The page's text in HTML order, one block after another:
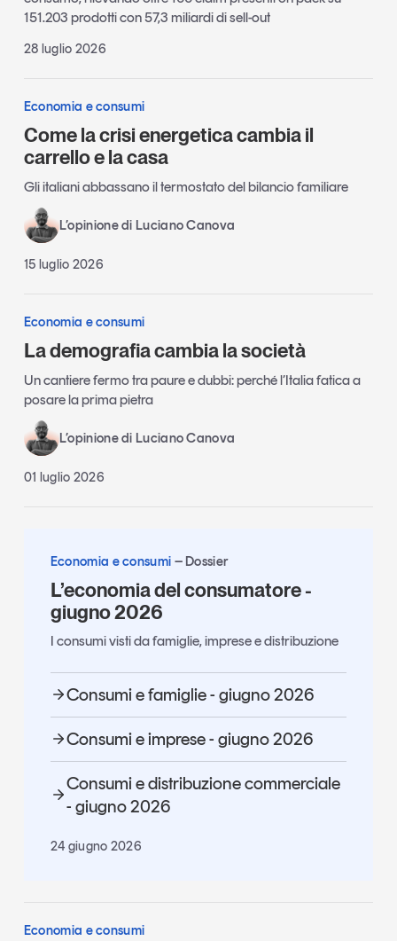
151.203 prodotti con 57,3 miliardi di sell-out
28 luglio 2026
Economia e consumi
Come la crisi energetica cambia il
carrello e la casa
Gli italiani abbassano il termostato del bilancio familiare
L’opinione di Luciano Canova
15 luglio 2026
Economia e consumi
La demografia cambia la società
Un cantiere fermo tra paure e dubbi: perché l’Italia fatica a
posare la prima pietra
L’opinione di Luciano Canova
01 luglio 2026
Economia e consumi Dossier
L’economia del consumatore -
giugno 2026
I consumi visti da famiglie, imprese e distribuzione
Consumi e famiglie - giugno 2026
Consumi e imprese - giugno 2026
Consumi e distribuzione commerciale
- giugno 2026
24 giugno 2026
Economia e consumi